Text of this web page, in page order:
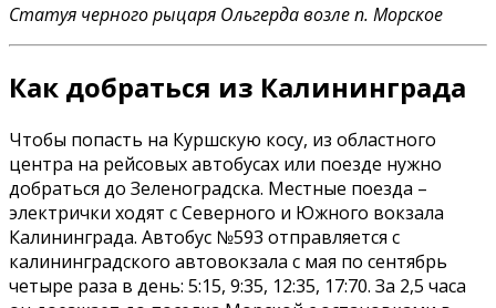
Статуя черного рыцаря Ольгерда возле п. Морское
Как добраться из Калининграда
Чтобы попасть на Куршскую косу, из областного
центра на рейсовых автобусах или поезде нужно
добраться до Зеленоградска. Местные поезда –
электрички ходят с Северного и Южного вокзала
Калининграда. Автобус №593 отправляется с
калининградского автовокзала с мая по сентябрь
четыре раза в день: 5:15, 9:35, 12:35, 17:70. За 2,5 часа